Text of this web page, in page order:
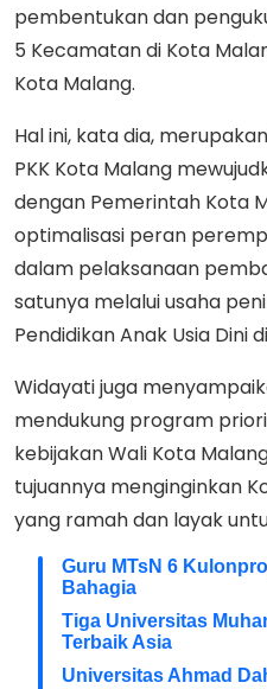
pembentukan dan
5 Kecamatan di Kota
Kota Malang.
Hal ini, kata dia,
PKK Kota Malang
dengan Pemerintah Kota
optimalisasi peran
dalam pelaksanaan
satunya melalui usaha
Pendidikan Anak Usia Dini
Widayati juga
mendukung program
kebijakan Wali Kota
tujuannya menginginkan
yang ramah dan layak
Guru MTsN 6
Bahagia
Tiga Universitas
Terbaik Asia
Universitas Ahmad